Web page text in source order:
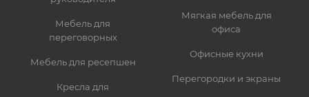
Мебель для
переговорных
Мебель для ресепшен
Кресла для
Мягкая мебель для
офиса
Офисные кухни
Перегородки и экраны